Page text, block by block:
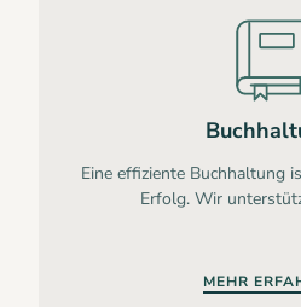
Eine effiziente Buchhaltung
Erfolg. Wir
MEHR